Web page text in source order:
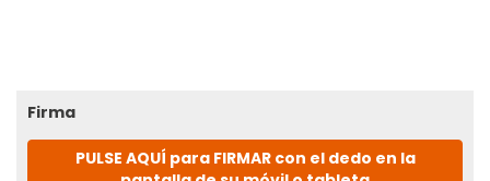
Firma
PULSE AQUÍ para FIRMAR con el dedo en la